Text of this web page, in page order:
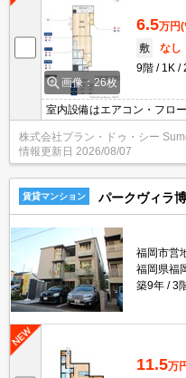
画像：26枚
6.5万円(
敷
なし
9階
1K
室内設備はエアコン・フロ
クスなど豊富なので、衣類
キュリティ面は、TVインタ
ので、防犯対策もばっちり
株式会社プラン・ドゥ・シー
情報更新日 2026/08/07
賃貸マンション パークヴィラ
福岡市営
福岡県福
築9年
3
11.5万